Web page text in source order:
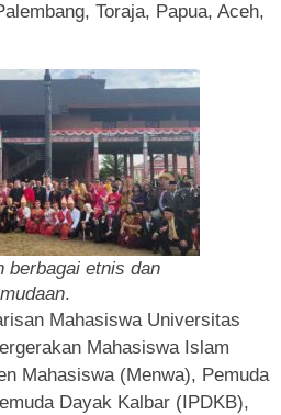
Toraja, Papua, Aceh,
berbagai etnis dan
.
Mahasiswa Universitas
Mahasiswa Islam
Mahasiswa (Menwa), Pemuda
Dayak Kalbar (IPDKB),